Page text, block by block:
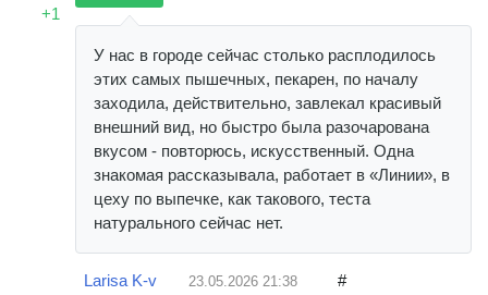
+1
У нас в городе сейчас столько расплодилось
этих самых пышечных, пекарен, по началу
заходила, действительно, завлекал красивый
внешний вид, но быстро была разочарована
вкусом - повторюсь, искусственный. Одна
знакомая рассказывала, работает в «Линии», в
цеху по выпечке, как такового, теста
натурального сейчас нет.
Larisa K-v 23.05.2026 21:38 #